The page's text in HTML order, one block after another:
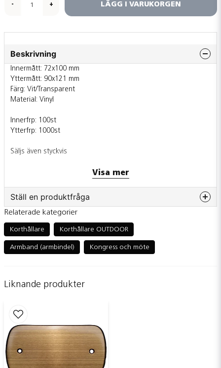
- + LÄGG I VARUKORGEN
Beskrivning
Innermått: 72x100 mm
Yttermått: 90x121 mm
Färg: Vit/Transparent
Material: Vinyl
Innerfrp: 100st
Ytterfrp: 1000st
Säljs även styckvis
Visa mer
Ställ en produktfråga
Fråga oss något om denna produkten...
email
Mejladress
Ja, ni får publicera min fråga
Relaterade kategorier
Korthållare Korthållare OUTDOOR
Armband (armbindel) Kongress och möte
Liknande produkter